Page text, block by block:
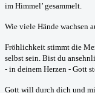
im Himmel’ gesammelt.
Wie viele Hände wachsen
Fröhlichkeit stimmt die
selbst sein. Bist du
- in deinem Herzen - Gott
Gott will durch dich und